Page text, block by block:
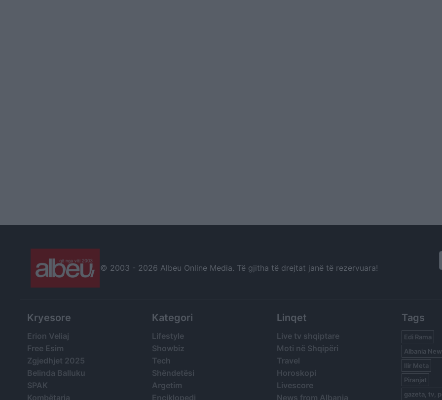
© 2003 - 2026 Albeu Online Media. Të gjitha të drejtat janë të rezervuara!
Kryesore
Erion Veliaj
Free Esim
Zgjedhjet 2025
Belinda Balluku
SPAK
Kombëtarja
Kategori
Lifestyle
Showbiz
Tech
Shëndetësi
Argetim
Enciklopedi
Linqet
Live tv shqiptare
Moti në Shqipëri
Travel
Horoskopi
Livescore
News from Albania
Tags
Edi Rama
Albania
Ilir Meta
Piranjat
gazeta, tv,